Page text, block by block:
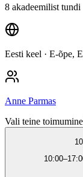
8 akadeemilist tundi
Eesti keel · E-õpe,
Anne Parmas
Vali teine toimumine